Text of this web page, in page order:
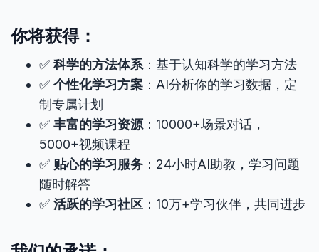
你将获得：
✅ 科学的方法体系 ：基于认知科学的学习方法
✅ 个性化学习方案 ：AI分析你的学习数据，定
制专属计划
✅ 丰富的学习资源 ：10000+场景对话，
5000+视频课程
✅ 贴心的学习服务 ：24小时AI助教，学习问题
随时解答
✅ 活跃的学习社区 ：10万+学习伙伴，共同进步